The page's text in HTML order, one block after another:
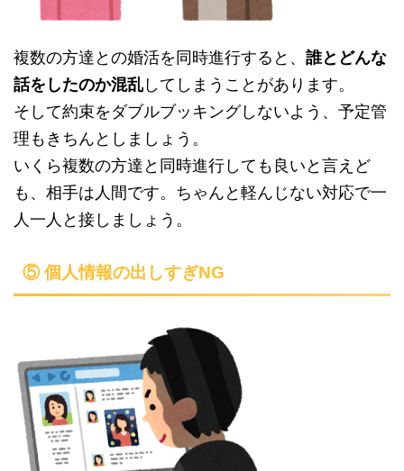
複数の方達との婚活を同時進行すると、 誰とどんな
話をしたのか混乱してしまうことがあります。
そして約束をダブルブッキングしないよう、予定管
理もきちんとしましょう。
いくら複数の方達と同時進行しても良いと言えど
も、相手は人間です。ちゃんと軽んじない対応で一
人一人と接しましょう。
⑤ 個人情報の出しすぎNG